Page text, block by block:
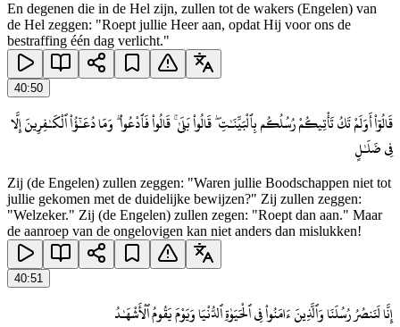
En degenen die in de Hel zijn, zullen tot de wakers (Engelen) van
de Hel zeggen: "Roept jullie Heer aan, opdat Hij voor ons de
bestraffing één dag verlicht."
40:50
قَالُوٓا۟ أَوَلَمْ تَكُ تَأْتِيكُمْ رُسُلُكُم بِٱلْبَيِّنَـٰتِ ۖ قَالُوا۟ بَلَىٰ ۚ قَالُوا۟ فَٱدْعُوا۟ ۗ وَمَا دُعَـٰٓؤُا۟ ٱلْكَـٰفِرِينَ إِلَّا
فِى ضَلَـٰلٍ
Zij (de Engelen) zullen zeggen: "Waren jullie Boodschappen niet tot
jullie gekomen met de duidelijke bewijzen?" Zij zullen zeggen:
"Welzeker." Zij (de Engelen) zullen zegen: "Roept dan aan." Maar
de aanroep van de ongelovigen kan niet anders dan mislukken!
40:51
إِنَّا لَنَنصُرُ رُسُلَنَا وَٱلَّذِينَ ءَامَنُوا۟ فِى ٱلْحَيَوٰةِ ٱلدُّنْيَا وَيَوْمَ يَقُومُ ٱلْأَشْهَـٰدُ